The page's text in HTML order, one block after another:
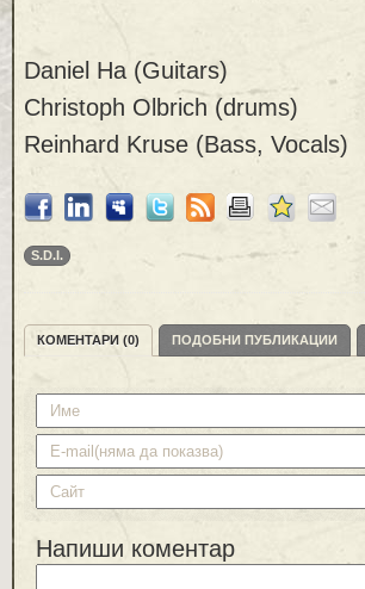
Daniel Ha (Guitars)
Christoph Olbrich (drums)
Reinhard Kruse (Bass, Vocals)
S.D.I.
КОМЕНТАРИ (0) ПОДОБНИ ПУБЛИКАЦИИ
Напиши коментар